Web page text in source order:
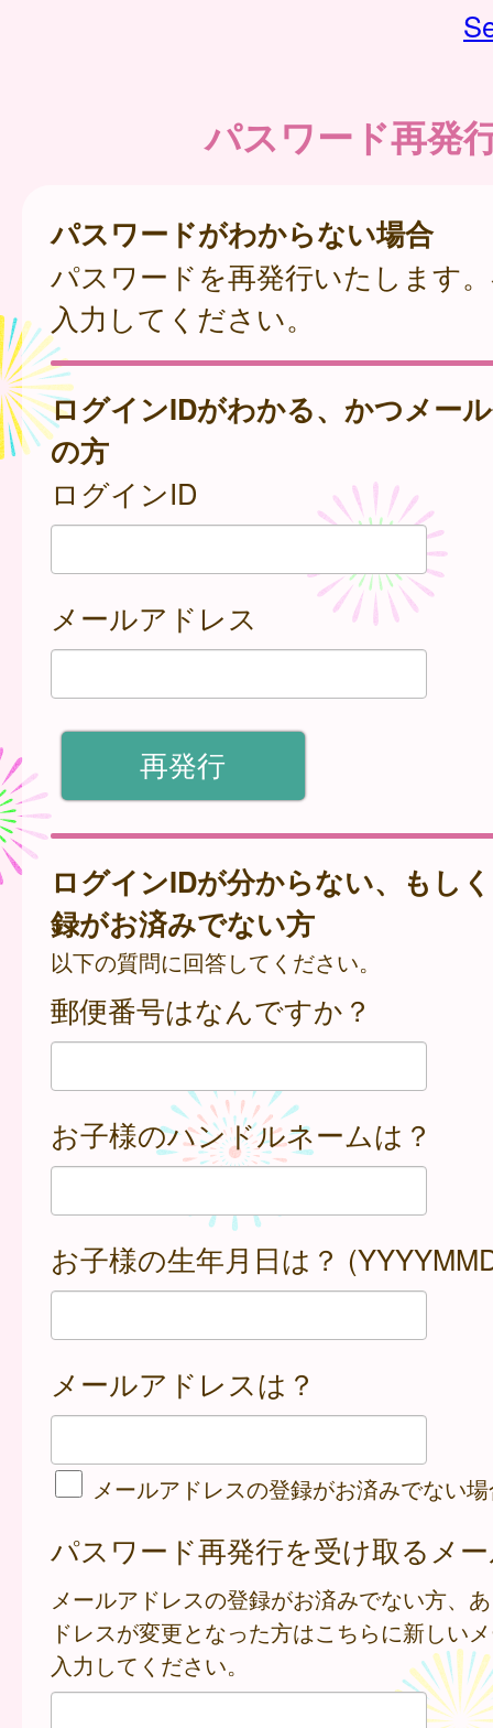
パスワード再発
パスワードがわからない場合
パスワードを再発行いたします
入力してください。
ログインIDがわかる、かつメー
の方
ログインID
メールアドレス
ログインIDが分からない、もし
録がお済みでない方
以下の質問に回答してください。
郵便番号はなんですか？
お子様のハンドルネームは？
お子様の生年月日は？
メールアドレスは？
メールアドレスの登録がお済みでない
パスワード再発行を受け取るメ
メールアドレスの登録がお済みでない方、
ドレスが変更となった方はこちらに新しい
入力してください。